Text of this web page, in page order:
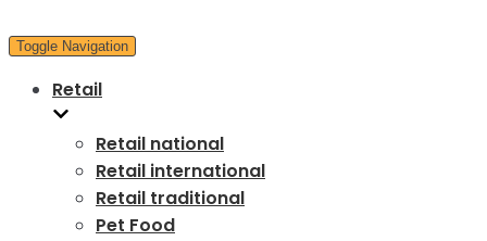
Toggle Navigation
Retail
Retail national
Retail international
Retail traditional
Pet Food